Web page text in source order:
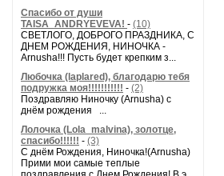
Спасибо от души
TAISA_ANDRYEVEVA! - (10)
СВЕТЛОГО, ДОБРОГО ПРАЗДНИКА, С
ДНЕМ РОЖДЕНИЯ, НИНОЧКА -
Arnusha!!! Пусть будет крепким з...
Любочка (laplared), благодарю тебя
подружка моя!!!!!!!!!!! - (2)
Поздравляю Ниночку (Arnusha) с
днём рождения ...
Лолочка (Lola_malvina), золотце,
спасибо!!!!!! - (3)
С днём Рождения, Ниночка!(Аrnusha)
Прими мои самые теплые